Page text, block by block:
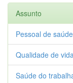
Assunto
Pessoal de saúde
Qualidade de
Saúde do